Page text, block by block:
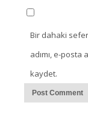
Bir dahaki
adımı, e-
kaydet.